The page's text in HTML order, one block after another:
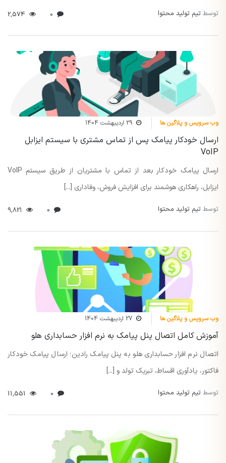
توسط تیم تولید محتوا
وب سرویس و پلاگین ها 29 اردیبهشت 1404
ارسال خودکار پیامک پس از تماس مشتری با سیستم ایزابل
VoIP
ارسال پیامک خودکار بعد از تماس با مشتریان از طریق سیستم VoIP
ایزابل، راهکاری هوشمند برای افزایش فروش، وفاداری [...]
توسط تیم تولید محتوا
وب سرویس و پلاگین ها 27 اردیبهشت 1404
آموزش کامل اتصال پنل پیامک به نرم افزار حسابداری هلو
اتصال نرم افزار حسابداری هلو به پنل پیامک رادین؛ ارسال پیامک خودکار
فاکتور، یادآوری اقساط، تبریک تولد و [...]
توسط تیم تولید محتوا